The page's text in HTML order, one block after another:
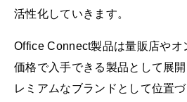
活性化していきます。
Office Connect製品は量販店やオ
価格で入手できる製品として展
レミアムなブランドとして位置